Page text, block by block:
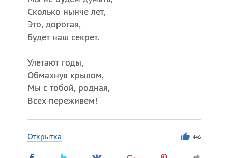
Сколько нынче лет,
Это, дорогая,
Будет наш секрет.
Улетают годы,
Обмахнув крылом,
Мы с тобой, родная,
Всех переживем!
Открытка 446